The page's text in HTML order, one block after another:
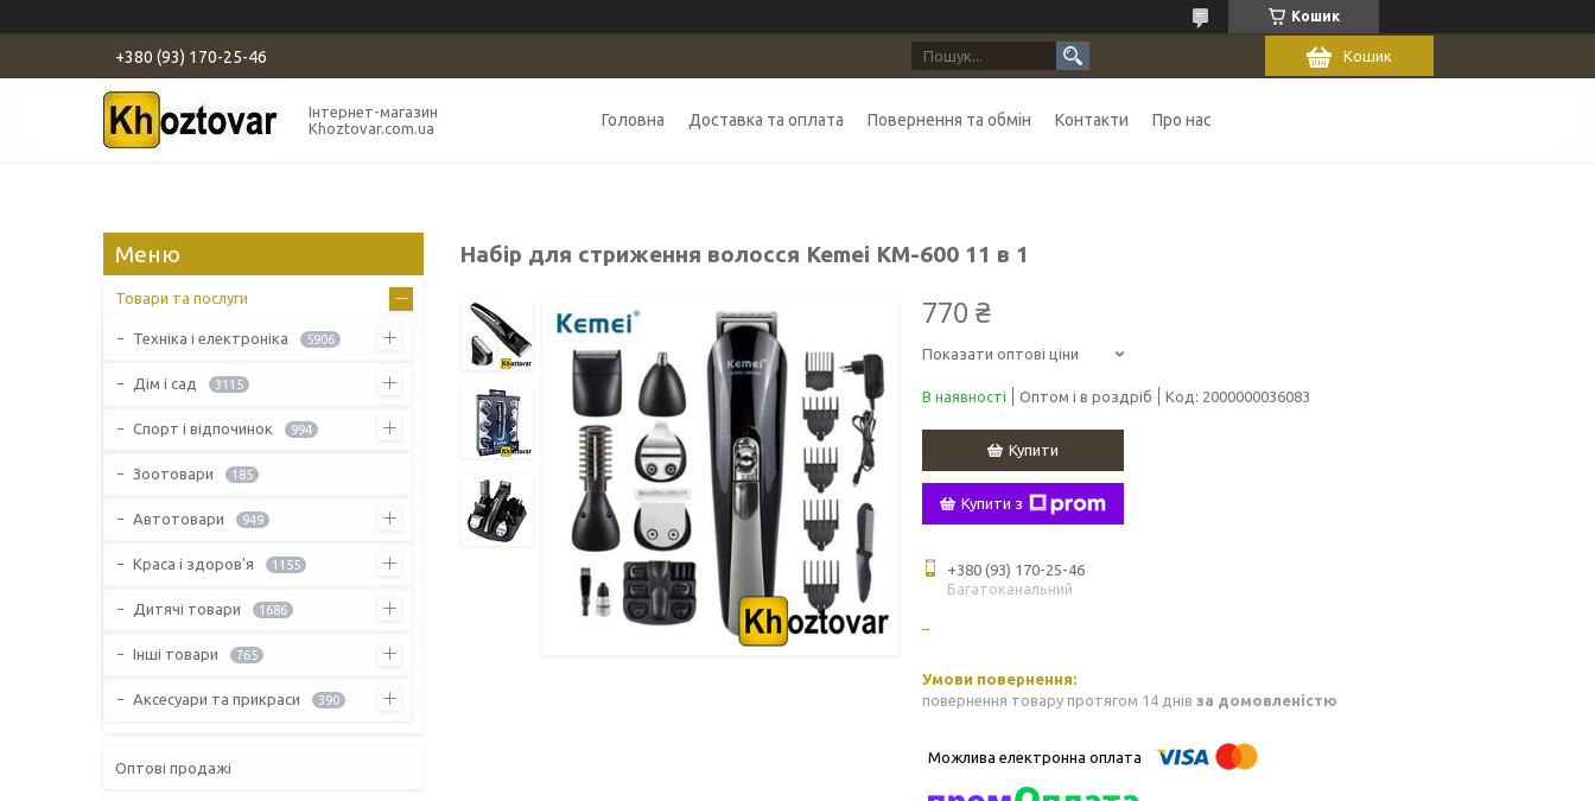
Кошик
+380 (93) 170-25-46 Кошик
Інтернет-магазин
Khoztovar.com.ua
Головна Доставка та оплата Повернення та обмін Контакти Про нас
Набір для стриження волосся Kemei KM-600 11 в 1
770 ₴
Показати оптові ціни
В наявності Оптом і в роздріб Код: 2000000036083
Купити
Купити з
+380 (93) 170-25-46
Багатоканальний
повернення товару протягом 14 днів за домовленістю
Товари та послуги
Техніка і електроніка 5906
Дім і сад 3115
Спорт і відпочинок 994
Зоотовари 185
Автотовари 949
Краса і здоров'я 1155
Дитячі товари 1686
Інші товари 765
Аксесуари та прикраси 390
Оптові продажі